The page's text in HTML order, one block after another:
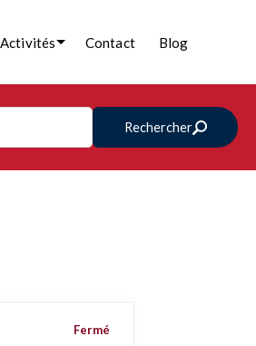
Activités Contact Blog
Rechercher
Fermé